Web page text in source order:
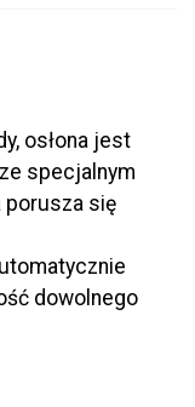
osłona jest
specjalnym
porusza się
dowolnego